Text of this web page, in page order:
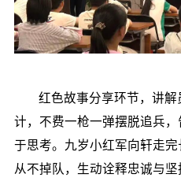
红色故事分享环节，讲
计，不费一枪一弹摆脱追兵
于思考。九岁小红军向轩走完
从不掉队，生动诠释忠诚与